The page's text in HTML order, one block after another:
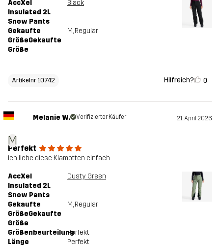
AccXel
Insulated 2L
Snow Pants
Black
Gekaufte
GrößeGekaufte
Größe
M, Regular
Artikelnr 10742 Hilfreich? 0
M
Melanie W. Verifizierter Käufer 21. April 2026
Perfekt
ich liebe diese Klamotten einfach
AccXel
Insulated 2L
Snow Pants
Dusty Green
Gekaufte
GrößeGekaufte
Größe
M, Regular
GrößenbeurteilungPerfekt
Länge
Perfekt